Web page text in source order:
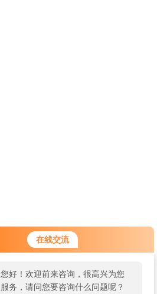
在线交流
您好！欢迎前来咨询，很高兴为您
服务，请问您要咨询什么问题呢？